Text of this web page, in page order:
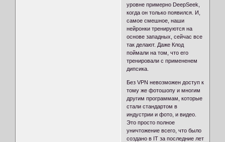
уровне примерно DeepSeek,
когда он только появился. И,
самое смешное, наши
нейронки тренируются на
основе западных, сейчас все
так делают. Даже Клод
поймали на том, что его
тренировали с примененем
дипсика.
Без VPN невозможен доступ к
тому же фотошопу и многим
другим программам, которые
стали стандартом в
индустрии и фото, и видео.
Это просто полное
уничтожение всего, что было
создано в IT за последние лет